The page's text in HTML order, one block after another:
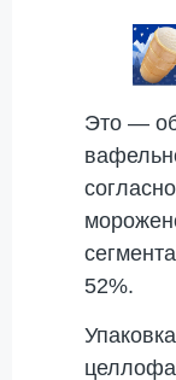
Это —
52%.